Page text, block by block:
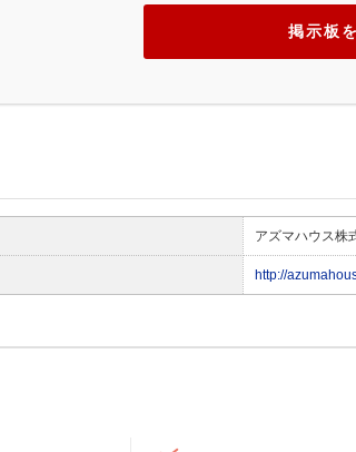
掲示板
アズマハウス株
http://